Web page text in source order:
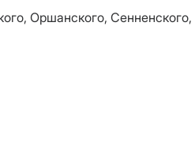
Оршанского,